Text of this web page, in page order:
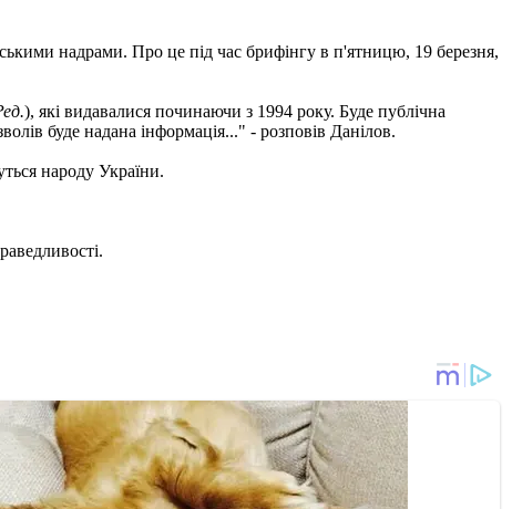
надрами. Про це під час брифінгу в п'ятницю, 19 березня,
), які видавалися починаючи з 1994 року. Буде публічна
буде надана інформація..." - розповів Данілов.
народу України.